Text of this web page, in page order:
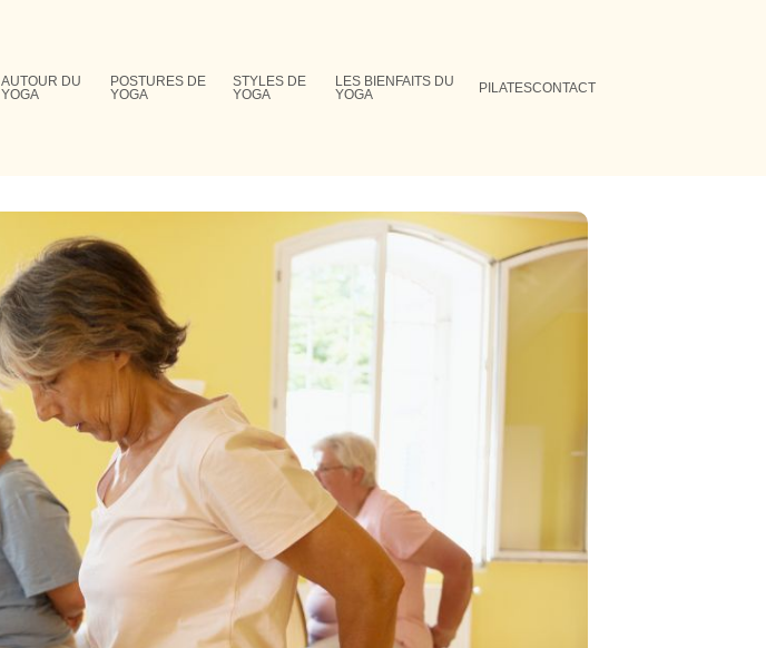
AUTOUR DU
YOGA
POSTURES DE
YOGA
STYLES DE
YOGA
LES BIENFAITS DU
YOGA
PILATESCONTACT